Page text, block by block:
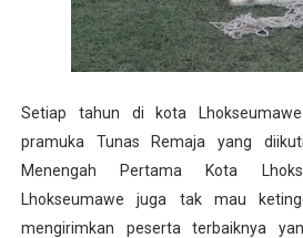
Setiap tahun di kota
pramuka Tunas Remaja yang
Menengah Pertama Kota
Lhokseumawe juga tak mau
mengirimkan peserta terbaiknya